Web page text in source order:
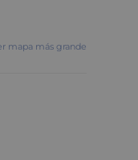
mapa más grande